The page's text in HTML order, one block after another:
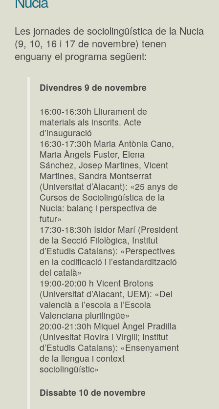
Les jornades de sociolingüística de la Nucia
(9, 10, 16 i 17 de novembre) tenen
enguany el programa següent:
Divendres 9 de novembre
16:00-16:30h Lliurament de
materials als inscrits. Acte
d’inauguració
16:30-17:30h Maria Antònia Cano,
Maria Àngels Fuster, Elena
Sánchez, Josep Martines, Vicent
Martines, Sandra Montserrat
(Universitat d’Alacant): «25 anys de
Cursos de Sociolingüística de la
Nucia: balanç i perspectiva de
futur»
17:30-18:30h Isidor Marí (President
de la Secció Filològica, Institut
d’Estudis Catalans): «Perspectives
en la codificació i l’estandardització
del català»
19:00-20:00 h Vicent Brotons
(Universitat d’Alacant, UEM): «Del
valencià a l’escola a l’Escola
Valenciana plurilingüe»
20:00-21:30h Miquel Àngel Pradilla
(Univesitat Rovira i Virgili; Institut
d’Estudis Catalans): «Ensenyament
de la llengua i context
sociolingüístic»
Dissabte 10 de novembre